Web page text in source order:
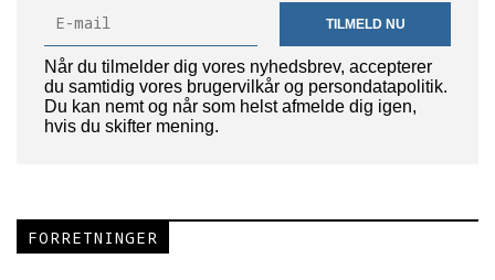
TILMELD NU
Når du tilmelder dig vores nyhedsbrev, accepterer
du samtidig vores brugervilkår og persondatapolitik.
Du kan nemt og når som helst afmelde dig igen,
hvis du skifter mening.
FORRETNINGER